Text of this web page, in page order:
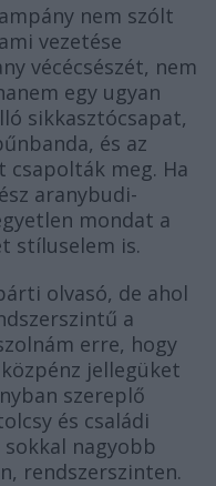
nem szólt
vezetése
vécécsészét, nem
egy ugyan
sikkasztócsapat,
és az
csapolták meg. Ha
aranybudi-
mondat a
stíluselem is.
olvasó, de ahol
a
erre, hogy
jellegüket
szereplő
és családi
nagyobb
rendszerszinten.